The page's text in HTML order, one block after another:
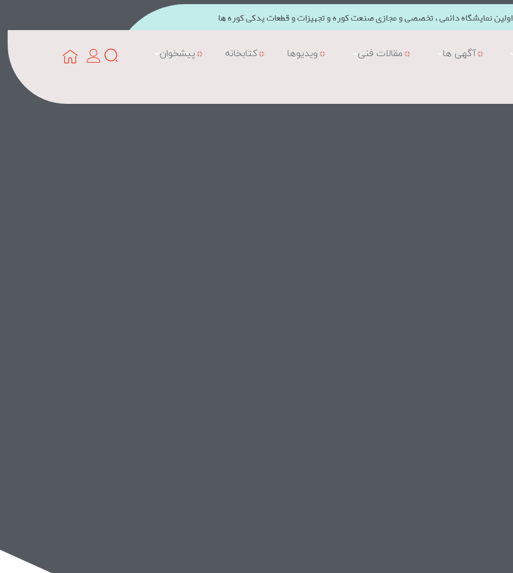
اولین نمایشگاه دائمی ، تخصصی و مجازی صنعت کوره و تجهیزات و قطعات یدکی کوره ها
آگهی ها مقالات فنی ویدیوها کتابخانه پیشخوان